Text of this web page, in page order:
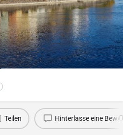
Grenze
den Fluss.
Teilen Hinterlasse eine